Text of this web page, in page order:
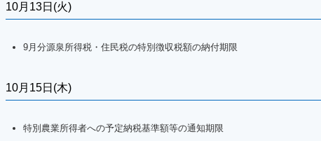
10月13日(火)
9月分源泉所得税・住民税の特別徴収税額の納付期限
10月15日(木)
特別農業所得者への予定納税基準額等の通知期限